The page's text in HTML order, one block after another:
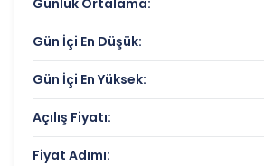
Çarpanları
Fiyat/Kazanç (F/K):
Piyasa Değeri/Defter Değeri (PD/
KATMERCILER EKIPMAN
Günlük Ortalama:
Gün İçi En Düşük:
Gün İçi En Yüksek:
Açılış Fiyatı:
Fiyat Adımı: